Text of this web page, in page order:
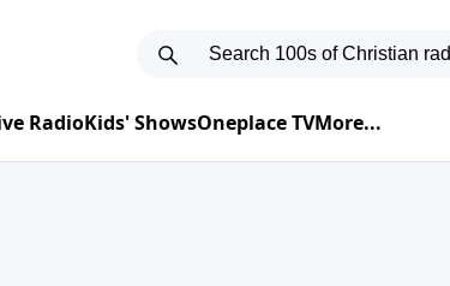
RadioKids' ShowsOneplace TVMore...